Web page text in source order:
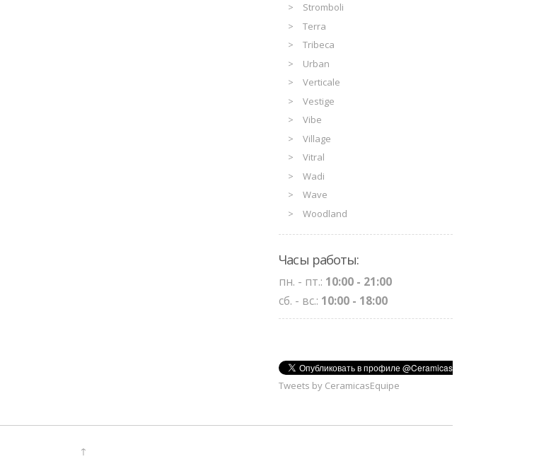
Stromboli
Terra
Tribeca
Urban
Verticale
Vestige
Vibe
Village
Vitral
Wadi
Wave
Woodland
Часы работы:
пн. - пт.: 10:00 - 21:00
сб. - вс.: 10:00 - 18:00
Tweets by CeramicasEquipe
↑